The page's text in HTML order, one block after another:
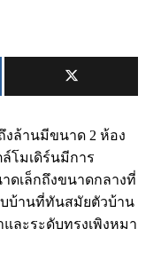
งล้านมีขนาด 2 ห้อง
โมเดิร์นมีการ
ดเล็กถึงขนาดกลางที่
บ้านที่ทันสมัยตัวบ้าน
ละระดับทรงเพิงหมา